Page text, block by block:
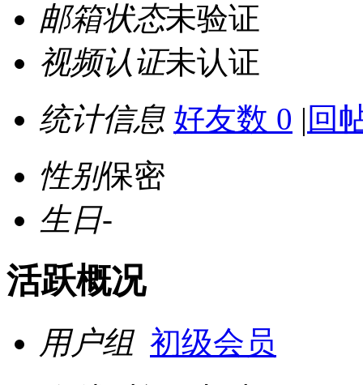
邮箱状态未验证
视频认证未认证
统计信息 好友数 0 | 回
性别保密
生日-
活跃概况
用户组 初级会员